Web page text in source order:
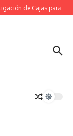
de Cajas para los